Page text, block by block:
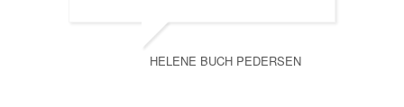
HELENE BUCH PEDERSEN